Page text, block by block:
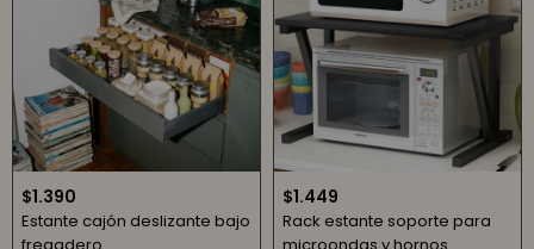
$1.390
Estante cajón deslizante bajo
$1.449
Rack estante soporte para